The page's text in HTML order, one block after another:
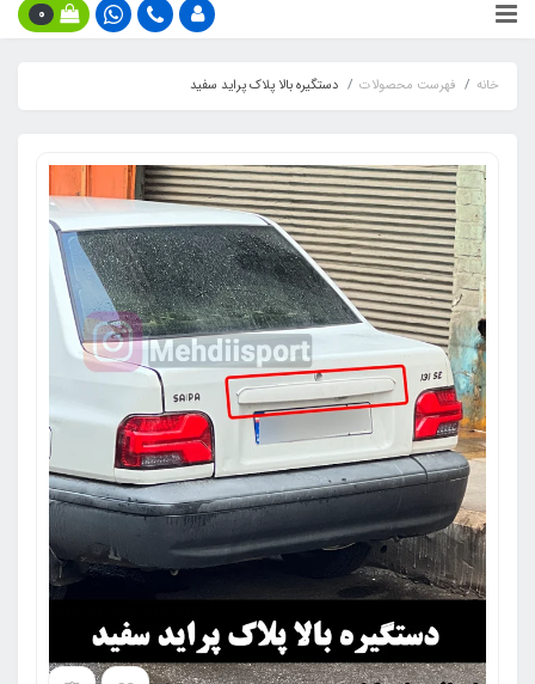
0
خانه فهرست محصولات دستگیره بالا پلاک پراید سفید